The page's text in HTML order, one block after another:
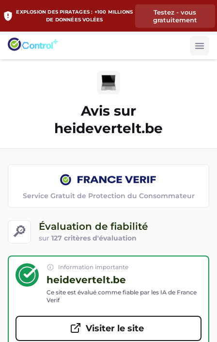
EXPLOSION DES PIRATAGES : +100 MILLIONS
DE DONNÉES VOLÉES
Testez - vous
gratuitement
Avis sur
heidevertelt.be
🔎 Évaluation de fiabilité
sur 127 critères d'évaluation
Service Gratuit de Protection du Consommateur
Information importante
heidevertelt.be
Ce site est évalué comme fiable par les IA de France
Verif
Visiter le site